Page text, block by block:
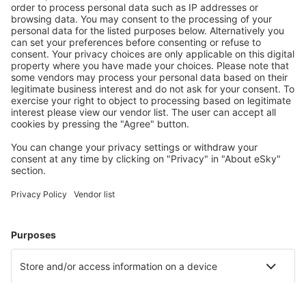
Descarcă aplicația noastrăși organizează-
ţi convenabil călătoriile
Bilete de avion
Zbor+Hotel